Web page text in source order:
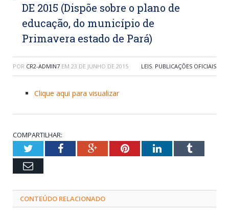
DE 2015 (Dispõe sobre o plano de
educação, do município de
Primavera estado de Pará)
POR CR2-ADMIN7 EM 23 DE JUNHO DE 2015 LEIS, PUBLICAÇÕES OFICIAIS
Clique aqui para visualizar
COMPARTILHAR:
TwitterFacebookGoogle+PinterestLinkedInTumblr
Email
CONTEÚDO RELACIONADO